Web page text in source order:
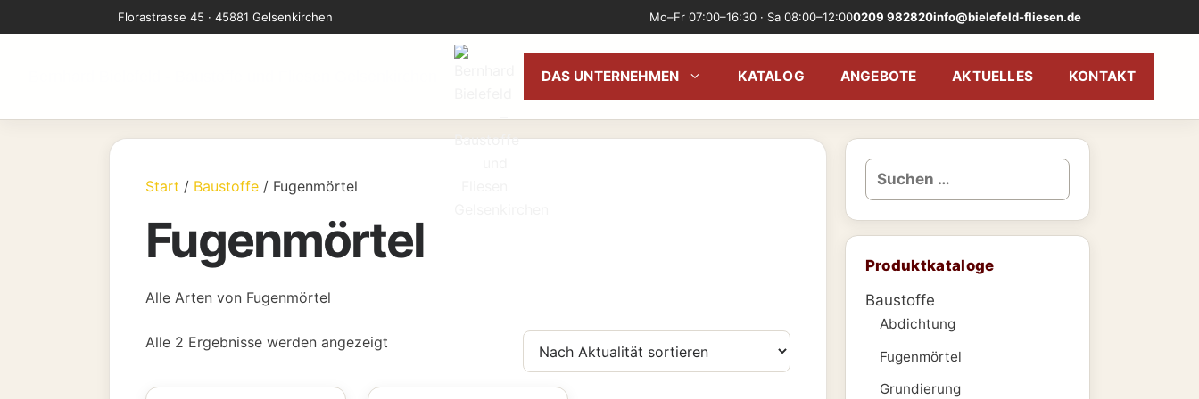
Inhalt
Florastrasse 45 · 45881 Gelsenkirchen Mo–Fr 07:00–16:30 · Sa 08:00–12:000209 982820info@bielefeld-fliesen.de
DAS UNTERNEHMEN KATALOG ANGEBOTE AKTUELLES KONTAKT
Start / Baustoffe / Fugenmörtel
Fugenmörtel
Alle Arten von Fugenmörtel
Alle 2 Ergebnisse werden angezeigt
sortiert
Suchen
nach:
Produktkataloge
Baustoffe
Abdichtung
Fugenmörtel
Grundierung